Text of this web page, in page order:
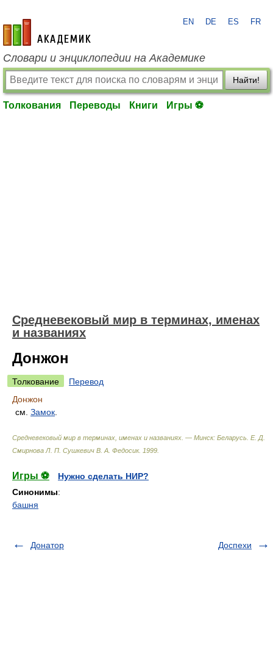
academic.ru
EN DE ES FR
Словари и энциклопедии на Академике
Найти!
Толкования Переводы Книги Игры ⚽
Средневековый мир в терминах, именах
и названиях
Донжон
Толкование
Перевод
Донжон
см. Замок
Средневековый мир в терминах, именах и названиях. — Минск: Беларусь Е. Д.
Смирнова Л. П. Сушкевич В. А. Федосик. 1999
Игры ⚽
Нужно сделать НИР?
Синонимы:
башня
Донатор Доспехи